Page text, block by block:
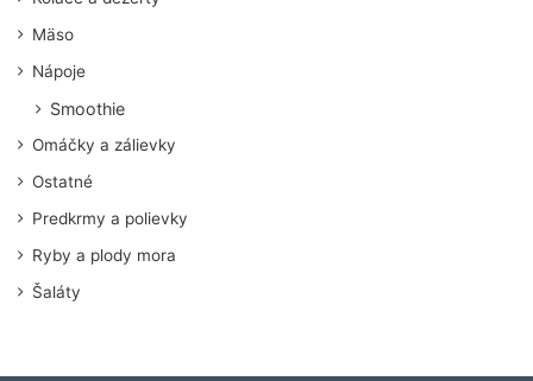
Mäso
Nápoje
Smoothie
Omáčky a zálievky
Ostatné
Predkrmy a polievky
Ryby a plody mora
Šaláty